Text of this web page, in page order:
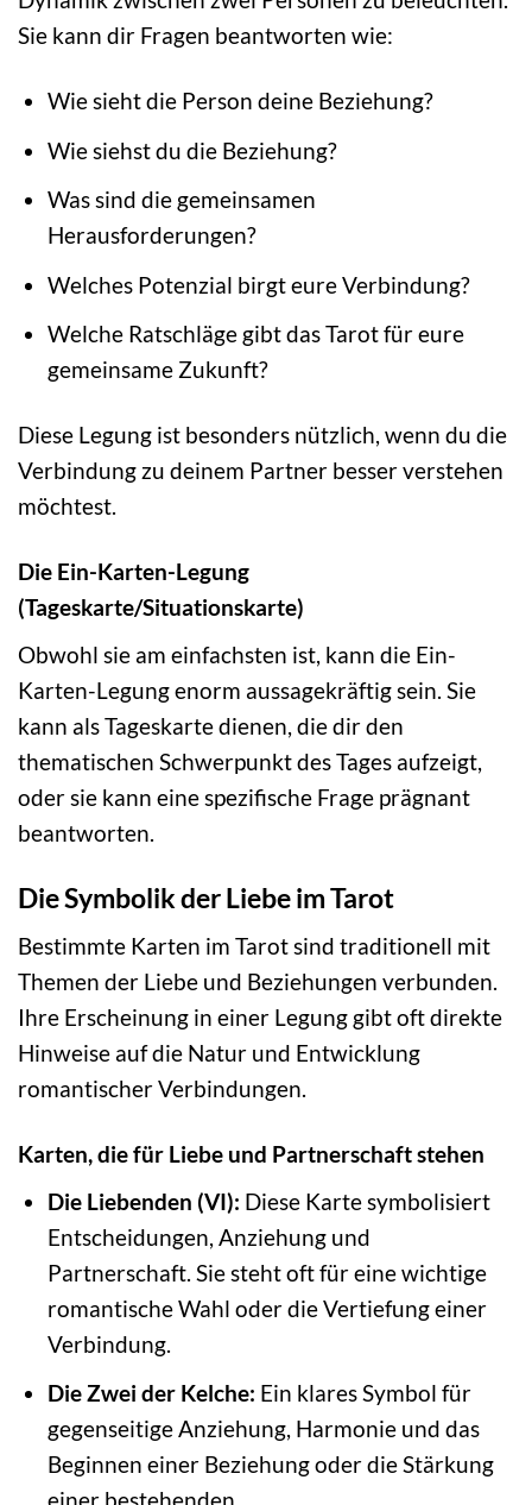
Sie kann dir Fragen beantworten wie:
Wie sieht die Person deine Beziehung?
Wie siehst du die Beziehung?
Was sind die gemeinsamen
Herausforderungen?
Welches Potenzial birgt eure Verbindung?
Welche Ratschläge gibt das Tarot für eure
gemeinsame Zukunft?
Diese Legung ist besonders nützlich, wenn du die
Verbindung zu deinem Partner besser verstehen
möchtest.
Die Ein-Karten-Legung
(Tageskarte/Situationskarte)
Obwohl sie am einfachsten ist, kann die Ein-
Karten-Legung enorm aussagekräftig sein. Sie
kann als Tageskarte dienen, die dir den
thematischen Schwerpunkt des Tages aufzeigt,
oder sie kann eine spezifische Frage prägnant
beantworten.
Die Symbolik der Liebe im Tarot
Bestimmte Karten im Tarot sind traditionell mit
Themen der Liebe und Beziehungen verbunden.
Ihre Erscheinung in einer Legung gibt oft direkte
Hinweise auf die Natur und Entwicklung
romantischer Verbindungen.
Karten, die für Liebe und Partnerschaft stehen
Die Liebenden (VI): Diese Karte symbolisiert
Entscheidungen, Anziehung und
Partnerschaft. Sie steht oft für eine wichtige
romantische Wahl oder die Vertiefung einer
Verbindung.
Die Zwei der Kelche: Ein klares Symbol für
gegenseitige Anziehung, Harmonie und das
Beginnen einer Beziehung oder die Stärkung